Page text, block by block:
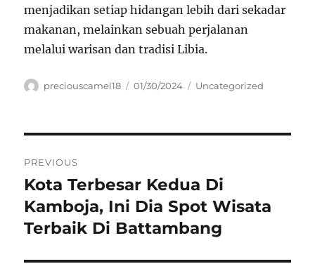
menjadikan setiap hidangan lebih dari sekadar
makanan, melainkan sebuah perjalanan
melalui warisan dan tradisi Libia.
Author
preciouscamel18
Posted
01/30/2024 Categories
Uncategorized
pos
PREVIOUS
Previous
post:
Kota Terbesar Kedua Di
Kamboja, Ini Dia Spot Wisata
Terbaik Di Battambang